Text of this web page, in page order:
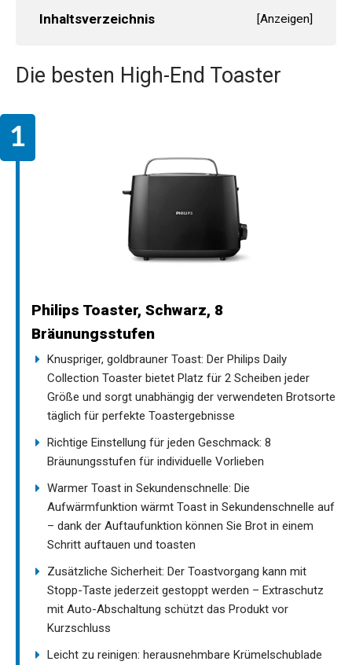
Inhaltsverzeichnis [Anzeigen]
Die besten High-End Toaster
Philips Toaster, Schwarz, 8
Bräunungsstufen
Knuspriger, goldbrauner Toast: Der Philips Daily
Collection Toaster bietet Platz für 2 Scheiben jeder
Größe und sorgt unabhängig der verwendeten Brotsorte
täglich für perfekte Toastergebnisse
Richtige Einstellung für jeden Geschmack: 8
Bräunungsstufen für individuelle Vorlieben
Warmer Toast in Sekundenschnelle: Die
Aufwärmfunktion wärmt Toast in Sekundenschnelle auf
– dank der Auftaufunktion können Sie Brot in einem
Schritt auftauen und toasten
Zusätzliche Sicherheit: Der Toastvorgang kann mit
Stopp-Taste jederzeit gestoppt werden – Extraschutz
mit Auto-Abschaltung schützt das Produkt vor
Kurzschluss
Leicht zu reinigen: herausnehmbare Krümelschublade